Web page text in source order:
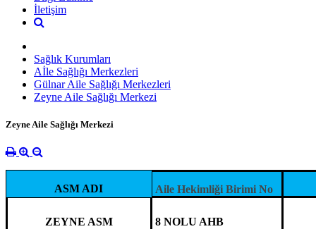
İletişim
Sağlık Kurumları
Aİle Sağlığı Merkezleri
Gülnar Aile Sağlığı Merkezleri
Zeyne Aile Sağlığı Merkezi
Zeyne Aile Sağlığı Merkezi
ASM ADI Aile Hekimliği Birimi No
ZEYNE ASM 8 NOLU AHB